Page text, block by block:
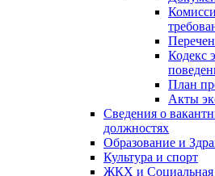
Кодекс
План
Акты
Сведения о
должностях
Образование и
Культура и спорт
ЖКХ и Социальная